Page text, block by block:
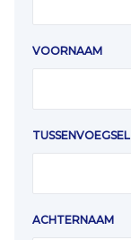
VOORNAAM
TUSSENVOEGSEL
ACHTERNAAM